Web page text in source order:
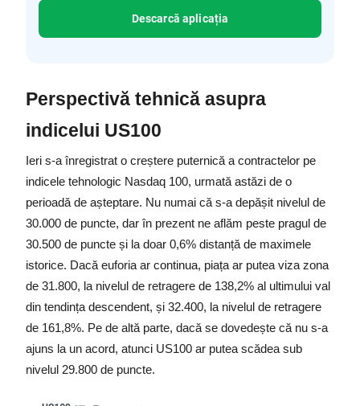
Descarcă aplicația
Perspectivă tehnică asupra
indicelui US100
Ieri s-a înregistrat o creștere puternică a contractelor pe
indicele tehnologic Nasdaq 100, urmată astăzi de o
perioadă de așteptare. Nu numai că s-a depășit nivelul de
30.000 de puncte, dar în prezent ne aflăm peste pragul de
30.500 de puncte și la doar 0,6% distanță de maximele
istorice. Dacă euforia ar continua, piața ar putea viza zona
de 31.800, la nivelul de retragere de 138,2% al ultimului val
din tendința descendent, și 32.400, la nivelul de retragere
de 161,8%. Pe de altă parte, dacă se dovedește că nu s-a
ajuns la un acord, atunci US100 ar putea scădea sub
nivelul 29.800 de puncte.